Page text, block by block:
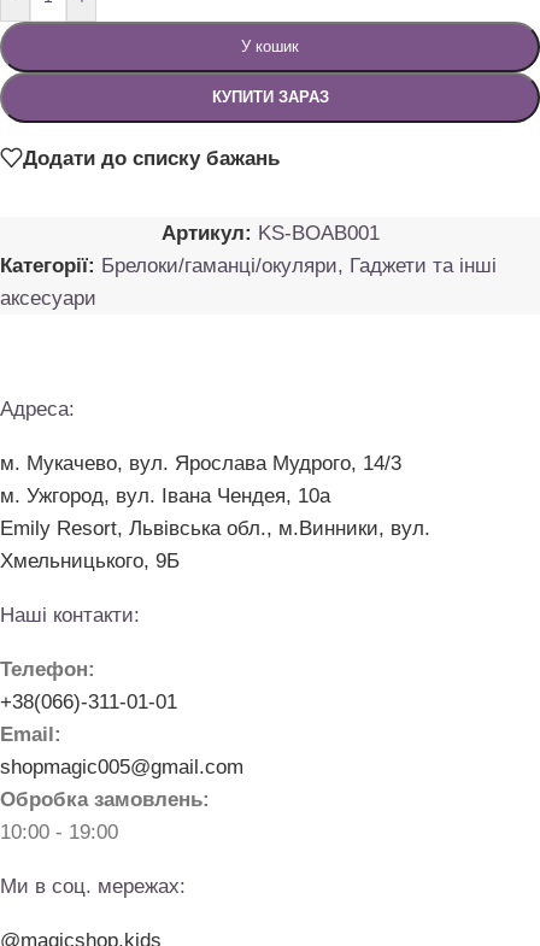
У кошик
КУПИТИ ЗАРАЗ
Додати до списку бажань
Артикул: KS-BOAB001
Категорії: Брелоки/гаманці/окуляри, Гаджети та інші
аксесуари
Адреса:
м. Мукачево, вул. Ярослава Мудрого, 14/3
м. Ужгород, вул. Івана Чендея, 10а
Emily Resort, Львівська обл., м.Винники, вул.
Хмельницького, 9Б
Наші контакти:
Телефон:
+38(066)-311-01-01
Email:
shopmagic005@gmail.com
Обробка замовлень:
10:00 - 19:00
Ми в соц. мережах:
@magicshop.kids